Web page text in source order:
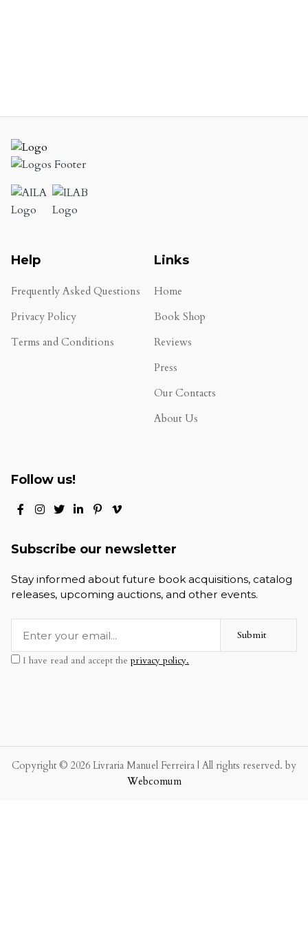
Help
Frequently Asked Questions
Privacy Policy
Terms and Conditions
Links
Home
Book Shop
Reviews
Press
Our Contacts
About Us
Follow us!
Subscribe our newsletter
Stay informed about future book acquisitions, catalog
releases, upcoming auctions, and other events.
Submit
I have read and accept the privacy policy.
Copyright © 2026 Livraria Manuel Ferreira | All rights reserved. by
Webcomum